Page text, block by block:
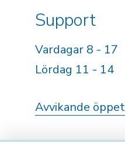
Support
Vardagar 8 - 17
Lördag 11 - 14
Avvikande